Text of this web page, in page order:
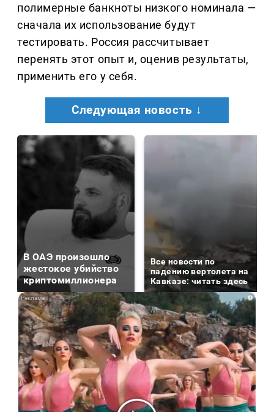
полимерные банкноты низкого номинала —
сначала их использование будут
тестировать. Россия рассчитывает
перенять этот опыт и, оценив результаты,
применить его у себя.
Следующая новость ↓
В ОАЭ произошло
жестокое убийство
криптомиллионера
Все новости по
падению вертолета на
Кавказе: читать здесь
i